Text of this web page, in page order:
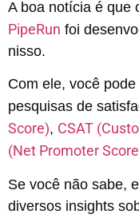
A boa notícia é que
PipeRun foi
nisso.
Com ele, você
pesquisas de
Score), CSAT
(Net Promoter
Se você não sabe,
diversos insights